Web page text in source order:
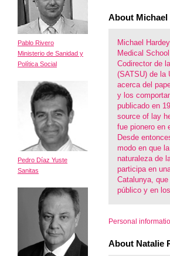
Pablo Rivero
Ministerio de Sanidad y
Política Social
Pedro Díaz Yuste
Sanitas
About Michael
Michael
Medical
Codirector de
(SATSU) de la
acerca del
y los
publicado en
source of lay
fue pionero en
Desde
modo en que
naturaleza de
participa en
Catalunya,
público y en
Personal
About Natalie